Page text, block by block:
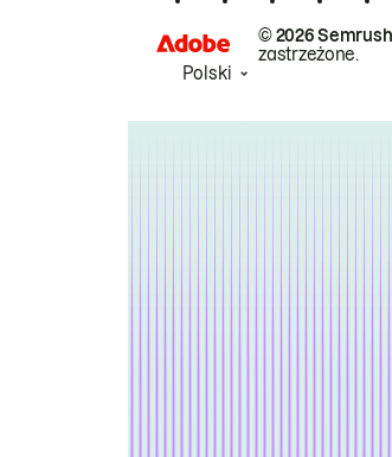
© 2026
zastrzeżone.
Polski